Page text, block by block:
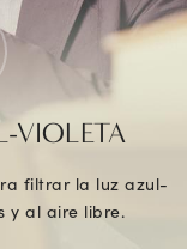
VIOLETA
filtrar la luz azul-
y al aire libre.